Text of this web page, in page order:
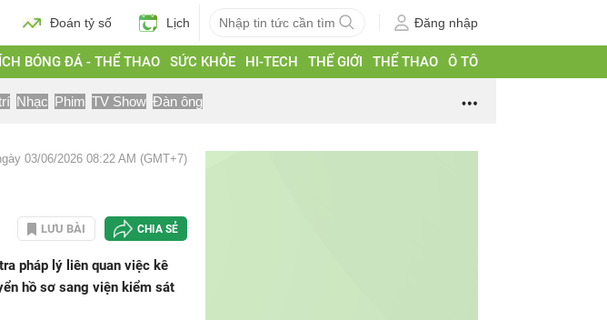
Đoán tỷ số Lịch Đăng nhập
BÓNG ĐÁ - THỂ THAO SỨC KHỎE HI-TECH THẾ GIỚI THỂ THAO Ô TÔ
Nhạc Phim TV Show Đàn ông
03/06/2026 08:22 AM (GMT+7)
LƯU BÀI CHIA SẺ
pháp lý liên quan việc kê
hồ sơ sang viện kiểm sát